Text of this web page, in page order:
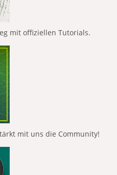
mit offiziellen Tutorials.
mit uns die Community!